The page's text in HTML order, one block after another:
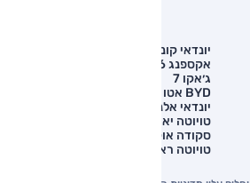
יונדאי קונה
אקספנג G6
ג׳אקו 7
BYD אטו 3
יונדאי אלנטרה
טויוטה יאריס קרוס
סקודה אוקטביה
טויוטה ראב 4